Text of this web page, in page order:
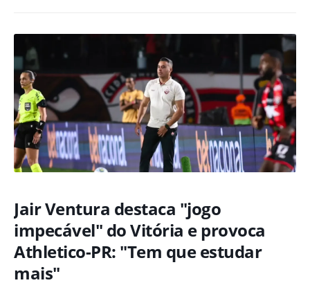
Jair Ventura destaca "jogo
impecável" do Vitória e provoca
Athletico-PR: "Tem que estudar
mais"